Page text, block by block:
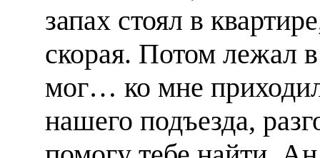
запах стоял в
скорая. Потом лежал
мог… ко мне
нашего подъезда,